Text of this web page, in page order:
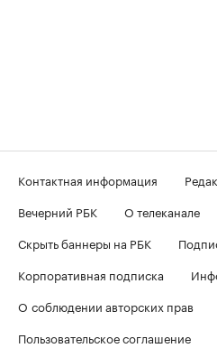
Контактная информация
Вечерний РБК
О телеканале
Скрыть баннеры на РБК
Корпоративная подписка
О соблюдении авторских прав
Пользовательское соглашение